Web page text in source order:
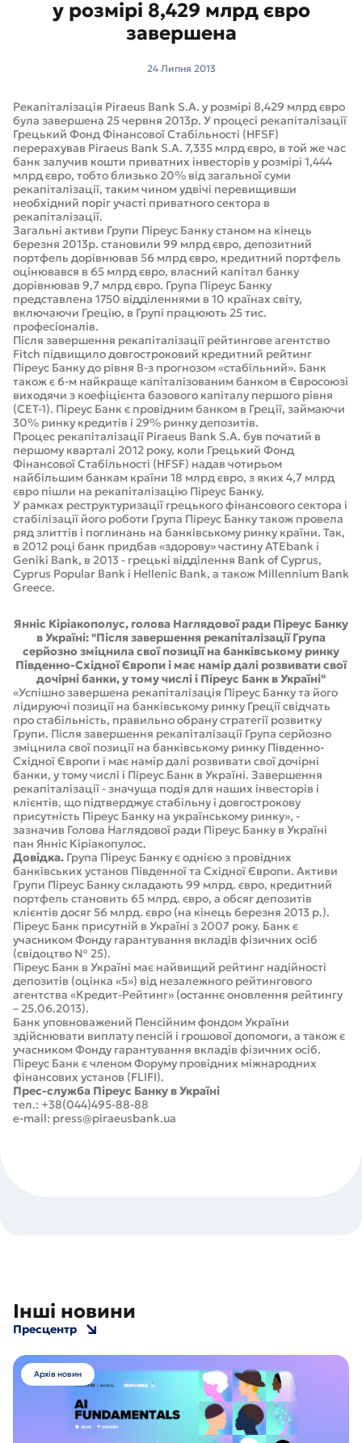
у розмірі 8,429 млрд євро
завершена
24 Липня 2013
Рекапіталізація Piraeus Bank S.A. у розмірі 8,429 млрд євро
була завершена 25 червня 2013р. У процесі рекапіталізації
Грецький Фонд Фінансової Стабільності (HFSF)
перерахував Piraeus Bank S.A. 7,335 млрд євро, в той же час
банк залучив кошти приватних інвесторів у розмірі 1,444
млрд євро, тобто близько 20% від загальної суми
рекапіталізації, таким чином удвічі перевищивши
необхідний поріг участі приватного сектора в
рекапіталізації.
Загальні активи Групи Піреус Банку станом на кінець
березня 2013р. становили 99 млрд євро, депозитний
портфель дорівнював 56 млрд євро, кредитний портфель
оцінювався в 65 млрд євро, власний капітал банку
дорівнював 9,7 млрд євро. Група Піреус Банку
представлена 1750 відділеннями в 10 країнах світу,
включаючи Грецію, в Групі працюють 25 тис.
професіоналів.
Після завершення рекапіталізації рейтингове агентство
Fitch підвищило довгостроковий кредитний рейтинг
Піреус Банку до рівня В-з прогнозом «стабільний». Банк
також є 6-м найкраще капіталізованим банком в Євросоюзі
виходячи з коефіцієнта базового капіталу першого рівня
(CET-1). Піреус Банк є провідним банком в Греції, займаючи
30% ринку кредитів і 29% ринку депозитів.
Процес рекапіталізації Piraeus Bank S.A. був початий в
першому кварталі 2012 року, коли Грецький Фонд
Фінансової Стабільності (HFSF) надав чотирьом
найбільшим банкам країни 18 млрд євро, з яких 4,7 млрд
євро пішли на рекапіталізацію Піреус Банку.
У рамках реструктуризації грецького фінансового сектора і
стабілізації його роботи Група Піреус Банку також провела
ряд злиттів і поглинань на банківському ринку країни. Так,
в 2012 році банк придбав «здорову» частину ATEbank і
Geniki Bank, в 2013 - грецькі відділення Bank of Cyprus,
Cyprus Popular Bank і Hellenic Bank, а також Millennium Bank
Greece.
Янніс Кіріакополус, голова Наглядової ради Піреус Банку
в Україні: "Після завершення рекапіталізації Група
серйозно зміцнила свої позиції на банківському ринку
Південно-Східної Європи і має намір далі розвивати свої
дочірні банки, у тому числі і Піреус Банк в Україні"
«Успішно завершена рекапіталізація Піреус Банку та його
лідируючі позиції на банківському ринку Греції свідчать
про стабільність, правильно обрану стратегії розвитку
Групи. Після завершення рекапіталізації Група серйозно
зміцнила свої позиції на банківському ринку Південно-
Східної Європи і має намір далі розвивати свої дочірні
банки, у тому числі і Піреус Банк в Україні. Завершення
рекапіталізації - значуща подія для наших інвесторів і
клієнтів, що підтверджує стабільну і довгострокову
присутність Піреус Банку на українському ринку», -
зазначив Голова Наглядової ради Піреус Банку в Україні
пан Янніс Кіріакопулос.
Довідка. Група Піреус Банку є однією з провідних
банківських установ Південної та Східної Європи. Активи
Групи Піреус Банку складають 99 млрд. євро, кредитний
портфель становить 65 млрд. євро, а обсяг депозитів
клієнтів досяг 56 млрд. євро (на кінець березня 2013 р.).
Піреус Банк присутній в Україні з 2007 року. Банк є
учасником Фонду гарантування вкладів фізичних осіб
(свідоцтво № 25).
Піреус Банк в Україні має найвищий рейтинг надійності
депозитів (оцінка «5») від незалежного рейтингового
агентства «Кредит-Рейтинг» (останнє оновлення рейтингу
– 25.06.2013).
Банк уповноважений Пенсійним фондом України
здійснювати виплату пенсій і грошової допомоги, а також є
учасником Фонду гарантування вкладів фізичних осіб.
Піреус Банк є членом Форуму провідних міжнародних
фінансових установ (FLIFI).
Прес-служба Піреус Банку в Україні
тел.: +38(044)495-88-88
e-mail: press@piraeusbank.ua
Інші новини
Пресцентр
Архів новин